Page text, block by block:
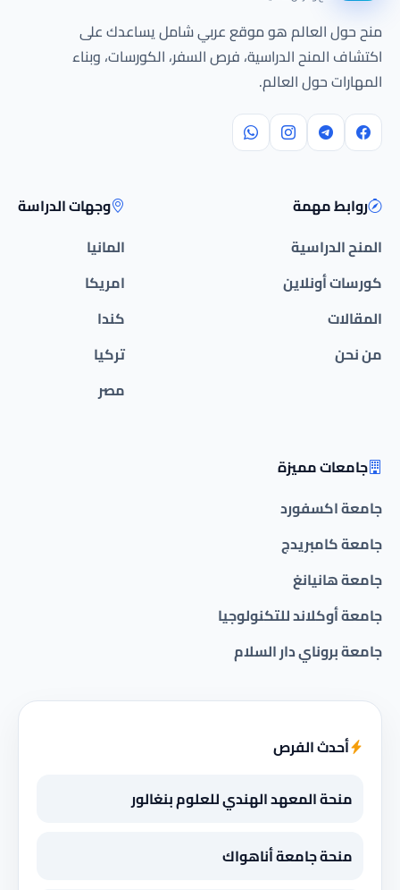
منح حول العالم هو موقع عربي شامل يساعدك على
اكتشاف المنح الدراسية، فرص السفر، الكورسات، وبناء
المهارات حول العالم.
روابط مهمة
المنح الدراسية
كورسات أونلاين
المقالات
من نحن
وجهات الدراسة
المانيا
امريكا
كندا
تركيا
مصر
جامعات مميزة
جامعة اكسفورد
جامعة كامبريدج
جامعة هانيانغ
جامعة أوكلاند للتكنولوجيا
جامعة بروناي دار السلام
أحدث الفرص
منحة المعهد الهندي للعلوم بنغالور
منحة جامعة أناهواك